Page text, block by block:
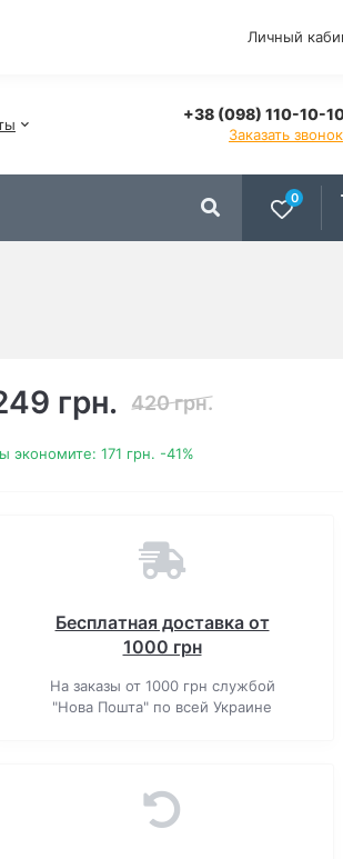
Личный
+38 (098) 110-10-
Заказать звонок
0
грн. 420 грн.
экономите: 171 грн. -41%
Бесплатная доставка от
1000 грн
На заказы от 1000 грн службой
"Нова Пошта" по всей Украине